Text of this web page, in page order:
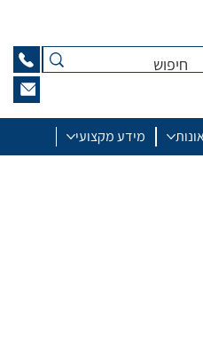
מידע מקצועי